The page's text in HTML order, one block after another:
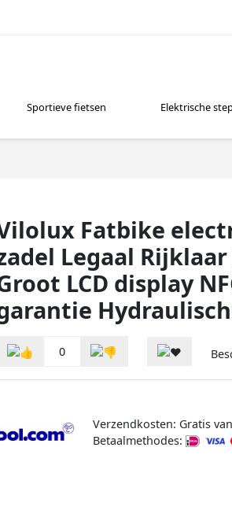
Sportieve fietsen Elektrische
Fatbike
Legaal
LCD display
0
Verzendkosten: Gratis
Betaalmethodes: